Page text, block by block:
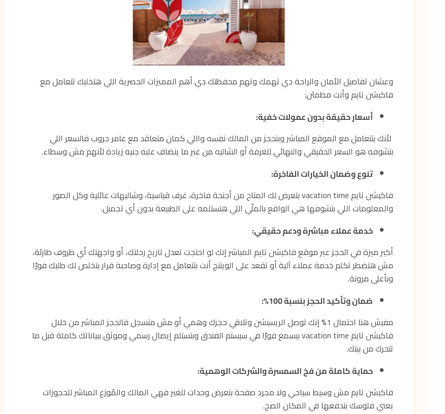
وعشان تفاصيل الأمان والراحة دي تهمك وتهم محفظتك دي أهم المميزات الحصرية اللي هتخليك تتعامل مع
فاكيشن تايم وأنت مطمئن:
أسعار حقيقة بدون عمولات خفية:
لأنك بتتعامل مع الموقع المباشر وبتحجز من المالك نفسه واللي كمان متعاقد مع عامر جروب فالسعر اللي
بتشوفه هو السعر الحقيقي والنهائي للغرفة أو الشاليه من غير ما ينضاف عليه جنيه زيادة لأنهم مش وسطاء.
تنوع وضمان الخيارات الفاخرة:
فاكيشن تايم vacation time بتعرض لك المتاح من أجنحة فاخرة، غرف قياسية، وشاليهات عائلية وكل الصور
والمعلومات اللي بتشوفها هي الواقع بالملّي اللي هتستلمه على الطبيعة بدون أي تجميل.
خدمة عملاء مباشرة ودعم حقيقي:
أكبر ميزة في الحجز عبر موقع فاكيشن تايم المباشر إنك لو احتجت تعدل تاريخ رحلتك، أو واجهتك أي ظروف طارئة،
مش هتضطر تكلم خدمة عملاء آلية أو تقعد على الويتنج أنت بتتعامل مع إدارة وصاحبة قرار بتخلص لك طلبك فورًا
وبأعلى مرونة.
ضمان وتأكيد الحجز بنسبة 100%:
مفيش هنا احتمال 1% إنك توصل الريسبشن وتلاقي حجزك وهمي أو مش متسجل فالحجز المباشر من خلال
فاكيشن تايم vacation time بيسمع فورًا في سيستم الفندق وبتستلم إيصال رسمي وموثق ببياناتك كاملة قبل ما
تتحرك من بيتك.
حماية كاملة من فخ السمسرة والشركات الوهمية:
فاكيشن تايم مش وسيط سياحي ولا مجرد صفحة بتعرض وحدات للغير فهي المالك والمُوزع المباشر للحجوزات
يعني فلوسك بتدفعها في المكان الصح.